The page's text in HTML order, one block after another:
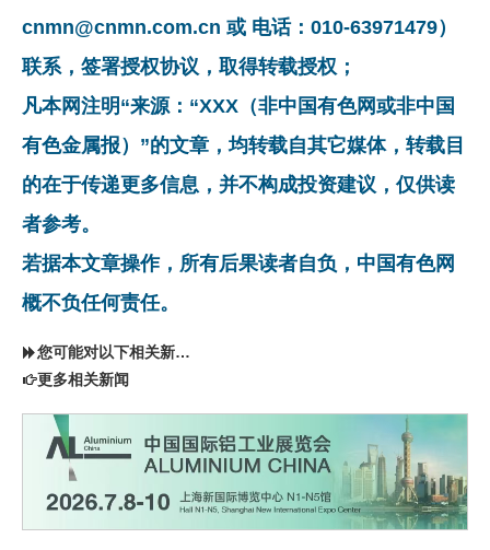
cnmn@cnmn.com.cn 或 电话：010-63971479）
联系，签署授权协议，取得转载授权；
凡本网注明“来源：“XXX（非中国有色网或非中国
有色金属报）”的文章，均转载自其它媒体，转载目
的在于传递更多信息，并不构成投资建议，仅供读
者参考。
若据本文章操作，所有后果读者自负，中国有色网
概不负任何责任。
您可能对以下相关新闻同样感兴趣
更多相关新闻